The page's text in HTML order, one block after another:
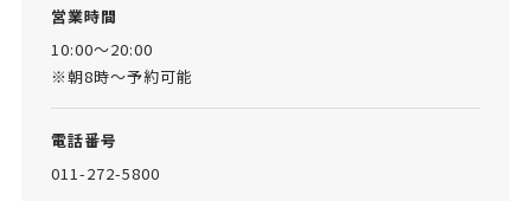
営業時間
10:00～20:00
※朝8時～予約可能
電話番号
011-272-5800